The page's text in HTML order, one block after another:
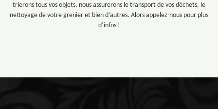
trierons tous vos objets, nous assurerons le transport de vos déchets, le
nettoyage de votre grenier et bien d’autres. Alors appelez-nous pour plus
d’infos !